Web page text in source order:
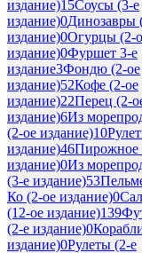
издание)15Соусы (3-е
издание)0Динозавры
издание)0Огурцы (2-
издание)0Фуршет 3-е
издание3Фондю (2-ое
издание)52Кофе (2-ое
издание)22Перец (2-
издание)6Из
(2-ое издание)10
издание)46Пирожное
издание)0Из
(3-е издание)53
Ко (2-ое издание)0
(12-ое издание)139
(2-е издание)0
издание)0Рулеты (2-е